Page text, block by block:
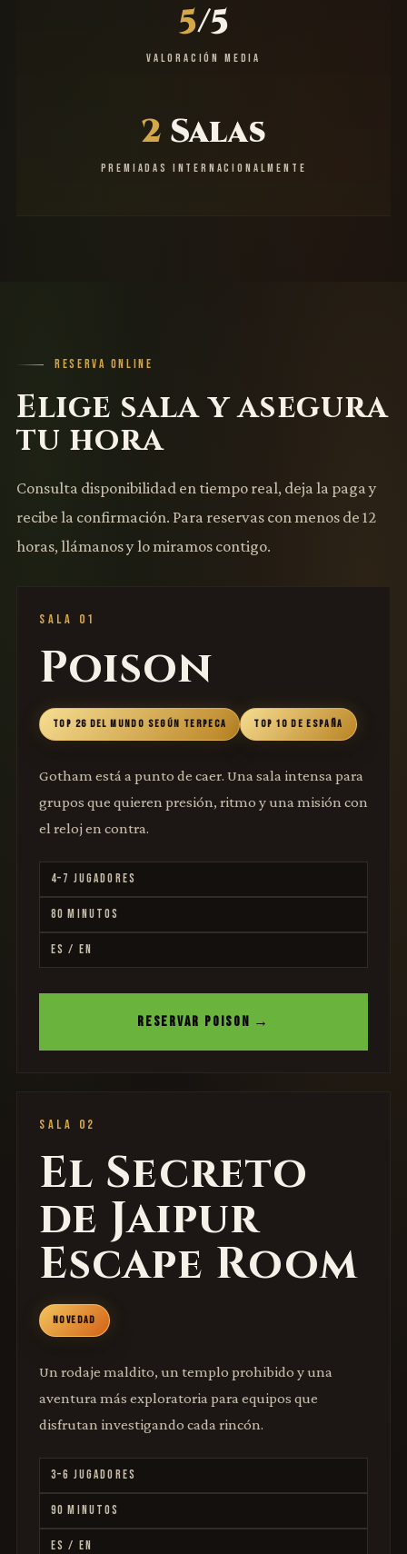
5/5
VALORACIÓN MEDIA
2 Salas
PREMIADAS INTERNACIONALMENTE
RESERVA ONLINE
Elige sala y asegura
tu hora
Consulta disponibilidad en tiempo real, deja la paga y
recibe la confirmación. Para reservas con menos de 12
horas, llámanos y lo miramos contigo.
SALA 01
Poison
TOP 26 DEL MUNDO SEGÚN TERPECA TOP 10 DE ESPAÑA
Gotham está a punto de caer. Una sala intensa para
grupos que quieren presión, ritmo y una misión con
el reloj en contra.
4–7 JUGADORES
80 MINUTOS
ES / EN
RESERVAR POISON →
SALA 02
El Secreto
de Jaipur
Escape Room
NOVEDAD
Un rodaje maldito, un templo prohibido y una
aventura más exploratoria para equipos que
disfrutan investigando cada rincón.
3–6 JUGADORES
90 MINUTOS
ES / EN